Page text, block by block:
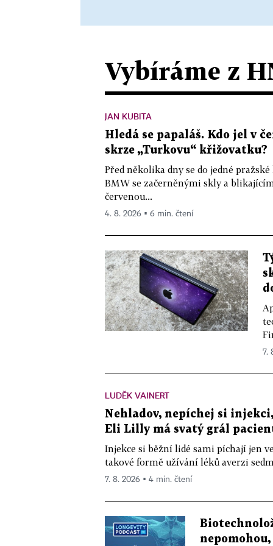
Vybíráme z
JAN KUBITA
Hledá se papaláš. Kdo jel v
skrze „Turkovu“ křižovatku?
Před několika dny se do jedné
BMW se začerněnými skly a
červenou...
4. 8. 2026 ▪ 6 min. čtení
7.
LUDĚK VAINERT
Nehladov, nepíchej si
Eli Lilly má svatý grál
Injekce si běžní lidé sami píchají jen
takové formě užívání léků averzi
7. 8. 2026 ▪ 4 min. čtení